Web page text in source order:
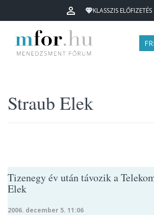
KLASSZIS ELŐFIZETÉS
Straub Elek
Tizenegy év után távozik a
Elek
2006. december 5. 11:06